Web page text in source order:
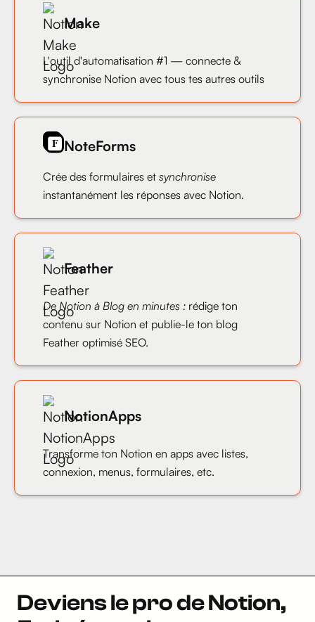
Make
L'outil d'automatisation #1 — connecte &
synchronise Notion avec tous tes autres outils
NoteForms
Crée des formulaires et synchronise
instantanément les réponses avec Notion.
Feather
De Notion à Blog en minutes : rédige ton
contenu sur Notion et publie-le ton blog
Feather optimisé SEO.
NotionApps
Transforme ton Notion en apps avec listes,
connexion, menus, formulaires, etc.
Deviens le pro de Notion,